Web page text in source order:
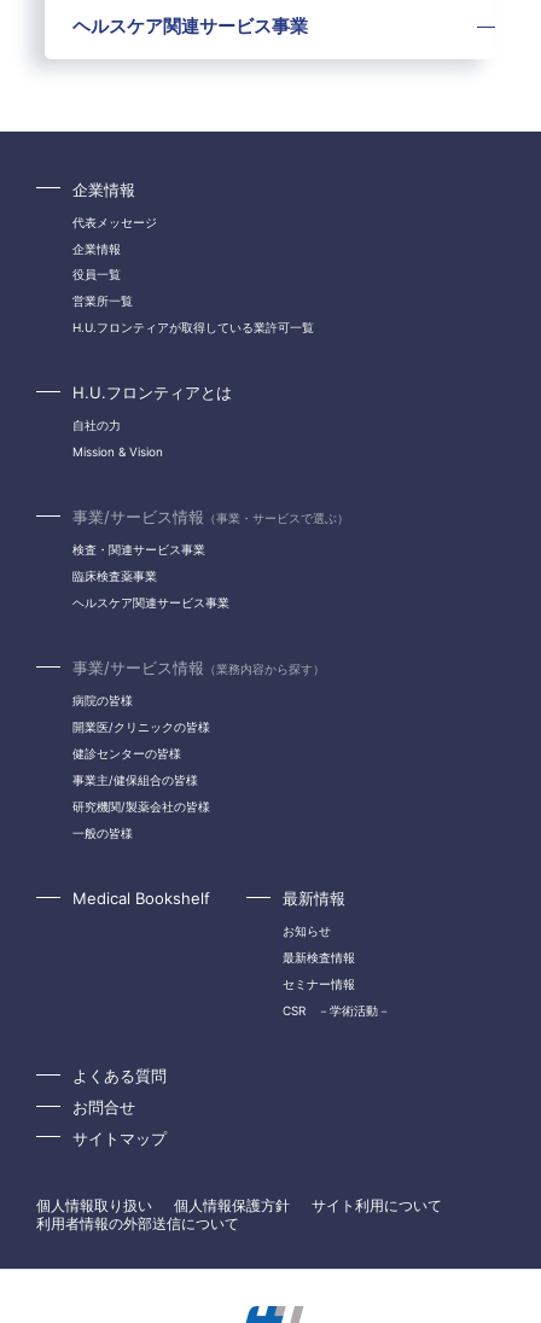
ヘルスケア関連サービス事業
企業情報
代表メッセージ
企業情報
役員一覧
営業所一覧
H.U.フロンティアが取得している業許可一覧
H.U.フロンティアとは
自社の力
Mission & Vision
事業/サービス情報 （事業・サービスで選ぶ）
検査・関連サービス事業
臨床検査薬事業
ヘルスケア関連サービス事業
事業/サービス情報 （業務内容から探す）
病院の皆様
開業医/クリニックの皆様
健診センターの皆様
事業主/健保組合の皆様
研究機関/製薬会社の皆様
一般の皆様
Medical Bookshelf 最新情報
お知らせ
最新検査情報
セミナー情報
CSR －学術活動－
よくある質問
お問合せ
サイトマップ
個人情報取り扱い 個人情報保護方針
サイト利用について
利用者情報の外部送信について